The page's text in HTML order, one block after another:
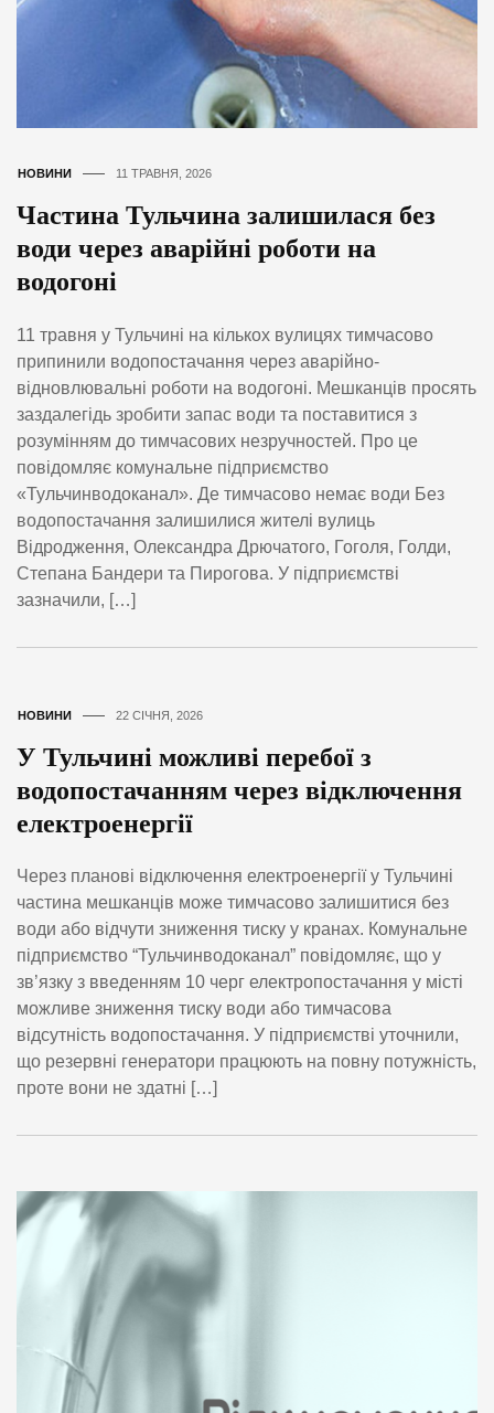
НОВИНИ 11 ТРАВНЯ, 2026
Частина Тульчина залишилася без
води через аварійні роботи на
водогоні
11 травня у Тульчині на кількох вулицях тимчасово
припинили водопостачання через аварійно-
відновлювальні роботи на водогоні. Мешканців просять
заздалегідь зробити запас води та поставитися з
розумінням до тимчасових незручностей. Про це
повідомляє комунальне підприємство
«Тульчинводоканал». Де тимчасово немає води Без
водопостачання залишилися жителі вулиць
Відродження, Олександра Дрючатого, Гоголя, Голди,
Степана Бандери та Пирогова. У підприємстві
зазначили, […]
НОВИНИ 22 СІЧНЯ, 2026
У Тульчині можливі перебої з
водопостачанням через відключення
електроенергії
Через планові відключення електроенергії у Тульчині
частина мешканців може тимчасово залишитися без
води або відчути зниження тиску у кранах. Комунальне
підприємство “Тульчинводоканал” повідомляє, що у
зв’язку з введенням 10 черг електропостачання у місті
можливе зниження тиску води або тимчасова
відсутність водопостачання. У підприємстві уточнили,
що резервні генератори працюють на повну потужність,
проте вони не здатні […]